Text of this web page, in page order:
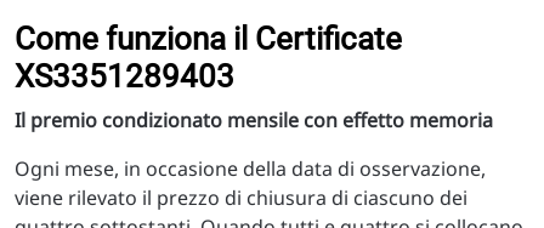
Come funziona il Certificate
XS3351289403
Il premio condizionato mensile con effetto memoria
Ogni mese, in occasione della data di osservazione,
viene rilevato il prezzo di chiusura di ciascuno dei